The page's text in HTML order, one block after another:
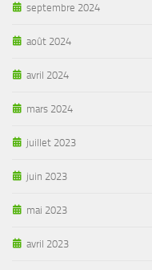
septembre 2024
août 2024
avril 2024
mars 2024
juillet 2023
juin 2023
mai 2023
avril 2023